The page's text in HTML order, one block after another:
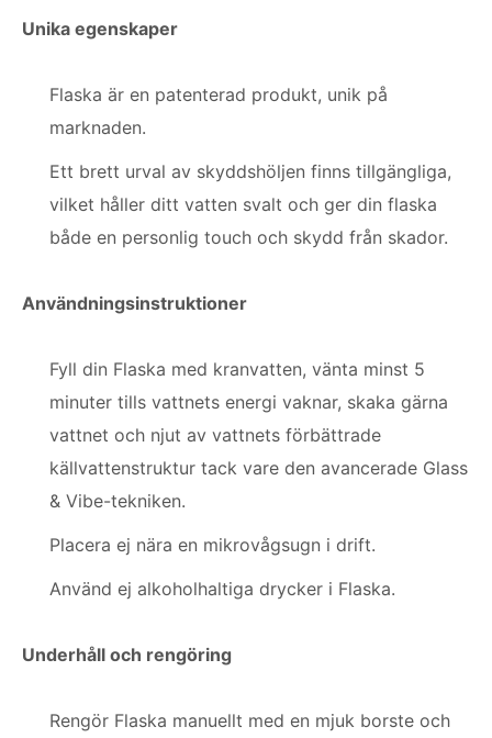
Unika egenskaper
Flaska är en patenterad produkt, unik på
marknaden.
Ett brett urval av skyddshöljen finns tillgängliga,
vilket håller ditt vatten svalt och ger din flaska
både en personlig touch och skydd från skador.
Användningsinstruktioner
Fyll din Flaska med kranvatten, vänta minst 5
minuter tills vattnets energi vaknar, skaka gärna
vattnet och njut av vattnets förbättrade
källvattenstruktur tack vare den avancerade Glass
& Vibe-tekniken.
Placera ej nära en mikrovågsugn i drift.
Använd ej alkoholhaltiga drycker i Flaska.
Underhåll och rengöring
Rengör Flaska manuellt med en mjuk borste och